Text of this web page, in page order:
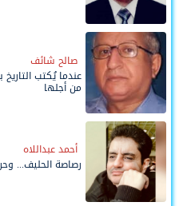
صالح شائف
عندما يُكتب
من أجلها
أحمد عبداللاه
رصاصة الحليف...